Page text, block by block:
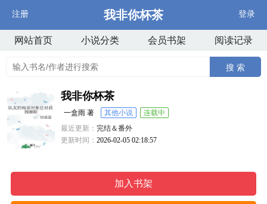
注册 我非你杯茶 登录
网站首页 小说分类 会员书架 阅读记录
搜 索
我非你杯茶
一盒雨 著 其他小说
连载中
最近更新：完结＆番外
更新时间：2026-02-05 02:18:57
加入书架